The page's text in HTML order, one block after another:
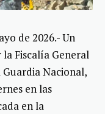
de 2026.- Un
Fiscalía General
Guardia Nacional,
en las
en la